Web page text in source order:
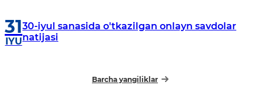
31
IYU
30-iyul sanasida o'tkazilgan onlayn savdolar
natijasi
Barcha yangiliklar